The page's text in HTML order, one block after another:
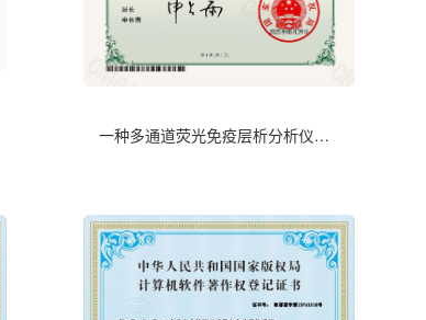
一种多通道荧光免疫层析分析仪专利证书